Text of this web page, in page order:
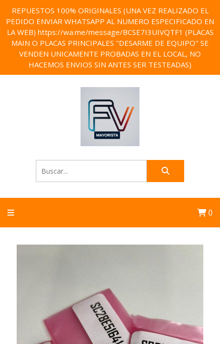
REPUESTOS 100% ORIGINALES (UNA VEZ REALIZADO EL
PEDIDO ENVIAR WHATSAPP AL NUMERO ESPECIFICADO EN
LA WEB) https://wa.me/message/BCSE7I3UIVQTF1 (PLACAS
MAIN O PLACAS PRINCIPALES "DESARME DE EQUIPO" SE
VENDEN UNICAMENTE PROBADAS EN EL LOCAL, NO
HACEMOS ENVIOS SIN ANTES SER TESTEADAS)
0